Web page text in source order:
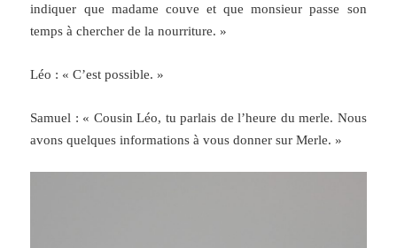
indiquer que madame couve et que monsieur passe son
temps à chercher de la nourriture. »
Léo : « C’est possible. »
Samuel : « Cousin Léo, tu parlais de l’heure du merle. Nous
avons quelques informations à vous donner sur Merle. »